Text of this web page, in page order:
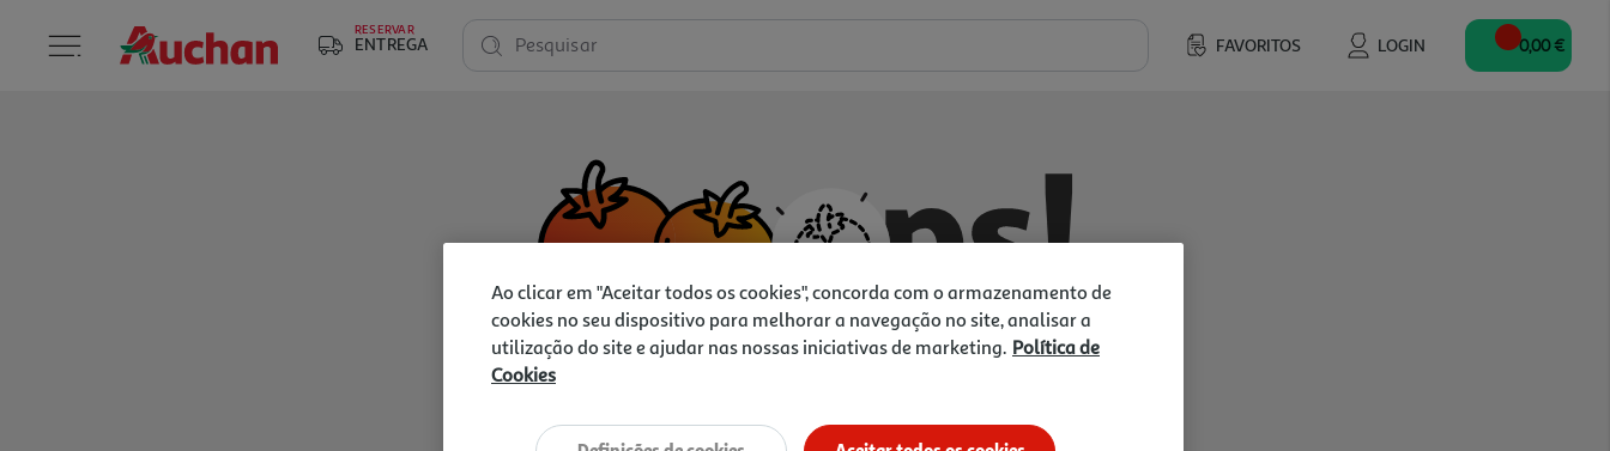
RESERVAR
ENTREGA FAVORITOS LOGIN
Pesquisar 0,00 €
Vamos tentar de novo?
Ao clicar em "Aceitar todos os cookies", concorda com o armazenamento de
cookies no seu dispositivo para melhorar a navegação no site, analisar a
utilização do site e ajudar nas nossas iniciativas de marketing. Política de
Cookies